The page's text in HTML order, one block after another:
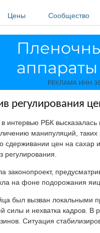
Цены Сообщество
регулирования
интервью РБК
манипуляций,
сдерживании цен на
регулирования.
законопроект,
на фоне подорожания
был вызван локальными
силы и нехватка кадров.
Ситуация